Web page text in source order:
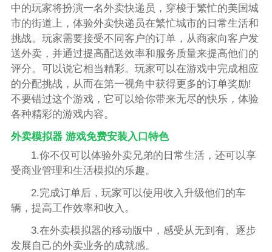
中的玩家将扮演一名外卖快递员，穿梭于繁忙的美国城
市的街道上，体验外卖快递员在繁忙城市的日常生活和
挑战。玩家需要接受不同客户的订单，从商家向客户发
送外卖，并通过提高配送效率和服务质量来提高他们的
评分。可以说它相当精彩。玩家可以在游戏中完成相应
的分配挑战，从而在第一视角中获得更多的订单奖励!
不要错过这个游戏，它可以给你带来无尽的快乐，体验
各种精彩的游戏内容。
外卖模拟器 游戏免费安装入口特色
1.你不仅可以体验外卖兄弟的日常生活，还可以享
受商业管理和生活模拟的乐趣。
2.完成订单后，玩家可以使用收入升级他们的车
辆，提高工作效率和收入。
3.在外卖模拟器的移动版中，感受从无到有、逐步
发展自己的外卖业务的成就感。